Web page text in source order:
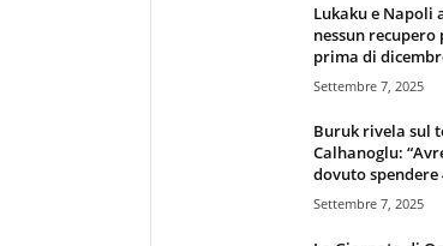
Lukaku e Napoli
nessun recupero
prima di
Settembre 7, 2025
Buruk rivela sul
Calhanoglu:
dovuto
Settembre 7, 2025